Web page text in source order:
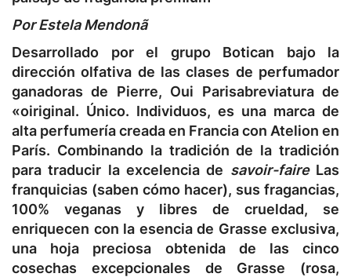
Por Estela Mendonã
Desarrollado por el grupo Botican bajo la
dirección olfativa de las clases de perfumador
ganadoras de Pierre, Oui Parisabreviatura de
«oiriginal. Único. Individuos, es una marca de
alta perfumería creada en Francia con Atelion en
París. Combinando la tradición de la tradición
para traducir la excelencia de savoir-faireLas
franquicias (saben cómo hacer), sus fragancias,
100% veganas y libres de crueldad, se
enriquecen con la esencia de Grasse exclusiva,
una hoja preciosa obtenida de las cinco
cosechas excepcionales de Grasse (rosa,